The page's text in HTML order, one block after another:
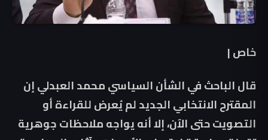
خاص |
قال الباحث في الشأن السياسي محمد العبدلي إن
المقترح الانتخابي الجديد لم يُعرض للقراءة أو
التصويت حتى الآن، إلا أنه يواجه ملاحظات جوهرية